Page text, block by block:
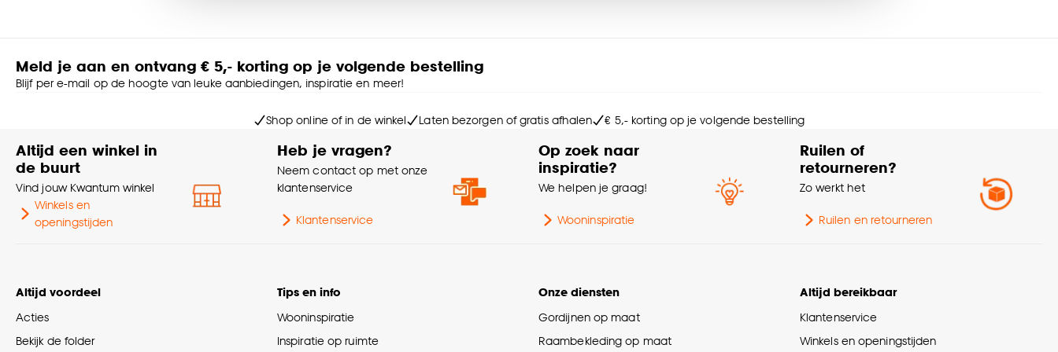
Oeko-Tex Standard 100
Garantietermijn 24 maanden
Machinewas 30º, Strijken
°, Niet in de
Meld je aan en ontvang € 5,- korting op je volgende bestelling
Blijf per e-mail op de hoogte van leuke aanbiedingen, inspiratie en meer!
Shop online of in de winkel Laten bezorgen of gratis afhalen € 5,- korting op je volgende bestelling
Altijd een winkel in
de buurt
Vind jouw Kwantum winkel
Winkels en
openingstijden
Heb je vragen?
Neem contact op met onze
klantenservice
Klantenservice
Op zoek naar
inspiratie?
We helpen je graag!
Wooninspiratie
Ruilen of
retourneren?
Zo werkt het
Ruilen en retourneren
Altijd voordeel
Acties
Bekijk de folder
Tips en info
Wooninspiratie
Inspiratie op ruimte
Onze diensten
Gordijnen op maat
Raambekleding op maat
Altijd bereikbaar
Klantenservice
Winkels en openingstijden